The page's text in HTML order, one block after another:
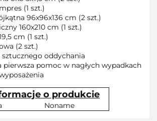
(1 szt.)
96x96x136 cm (2 szt.)
160x210 cm (1 szt.)
cm (1 szt.)
(2 szt.)
sztucznego oddychania
pierwsza pomoc w nagłych wypadkach
o produkcie
Noname